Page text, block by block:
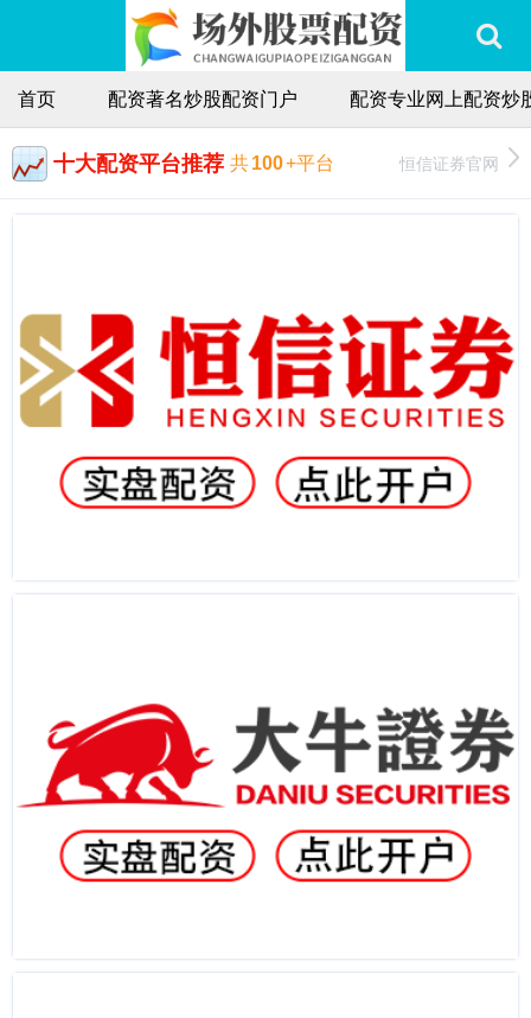
首页 配资著名炒股配资门户 配资专业网上配资炒
十大配资平台推荐 共100+平台 恒信证券官网